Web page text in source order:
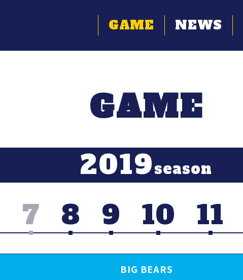
GAME NEWS
GAME
2019season
7 8 9 10 11
BIG BEARS